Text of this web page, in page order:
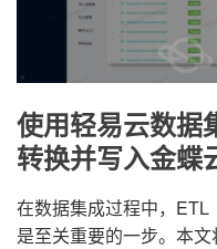
使用轻易云数据
转换并写入金蝶
在数据集成过程中，ETL
是至关重要的一步。本